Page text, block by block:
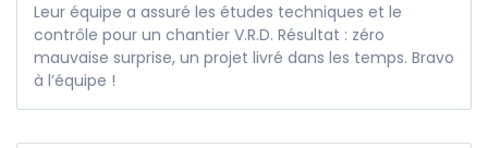
Leur équipe a assuré les études techniques et le
contrôle pour un chantier V.R.D. Résultat : zéro
mauvaise surprise, un projet livré dans les temps. Bravo
à l’équipe !